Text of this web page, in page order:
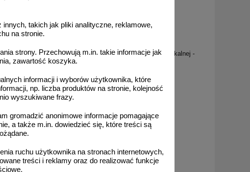
takich jak pliki analityczne, reklamowe,
na stronie.
strony. Przechowują m.in. takie informacje jak
zawartość koszyka.
informacji i wyborów użytkownika, które
np. liczba produktów na stronie, kolejność
wyszukiwane frazy.
gromadzić anonimowe informacje pomagające
a także m.in. dowiedzieć się, które treści są
ruchu użytkownika na stronach internetowych,
treści i reklamy oraz do realizować funkcje
zabaw dla
zł
Instrukcja BHP przy obsłudze kasy fiskalnej -
od 10,76 zł